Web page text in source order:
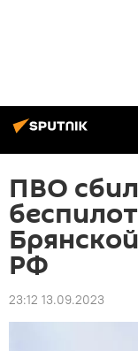
ПВО
РФ
23:12 13.09.2023